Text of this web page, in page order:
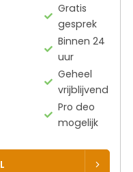
Gratis
gesprek
Binnen 24
uur
Geheel
vrijblijvend
Pro deo
mogelijk